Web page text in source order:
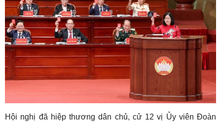
Hội nghị đã hiệp thương dân chủ, cử 12 vị Ủy viên Đoàn